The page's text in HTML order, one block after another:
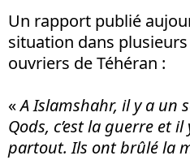
Un rapport publié
situation dans
ouvriers de Téhéran :
«A Islamshahr, il y a un
Qods, c’est la guerre et
partout. Ils ont brûlé la